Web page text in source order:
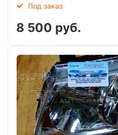
Под заказ
8 500 руб.